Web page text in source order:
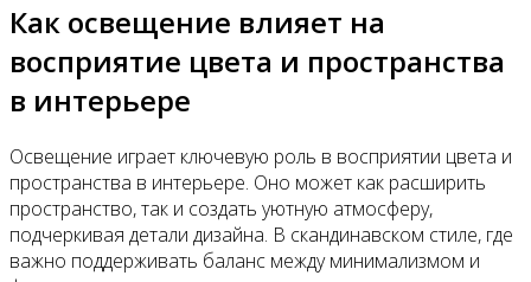
Как освещение влияет на
восприятие цвета и пространства
в интерьере
Освещение играет ключевую роль в восприятии цвета и
пространства в интерьере. Оно может как расширить
пространство, так и создать уютную атмосферу,
подчеркивая детали дизайна. В скандинавском стиле, где
важно поддерживать баланс между минимализмом и